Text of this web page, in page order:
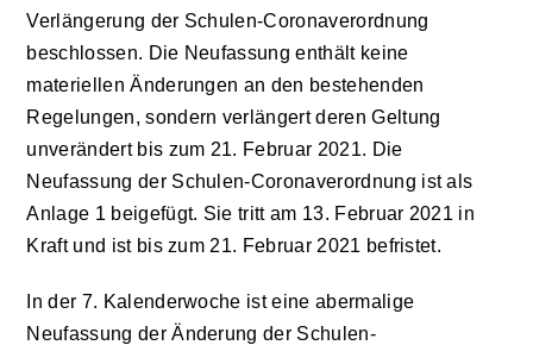
Verlängerung der Schulen-Coronaverordnung
beschlossen. Die Neufassung enthält keine
materiellen Änderungen an den bestehenden
Regelungen, sondern verlängert deren Geltung
unverändert bis zum 21. Februar 2021. Die
Neufassung der Schulen-Coronaverordnung ist als
Anlage 1 beigefügt. Sie tritt am 13. Februar 2021 in
Kraft und ist bis zum 21. Februar 2021 befristet.
In der 7. Kalenderwoche ist eine abermalige
Neufassung der Änderung der Schulen-